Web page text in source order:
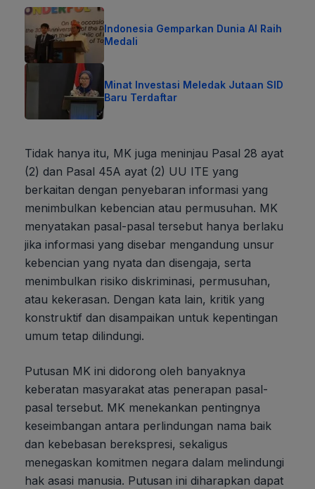
Indonesia Gemparkan Dunia AI Raih
Medali
Minat Investasi Meledak Jutaan SID
Baru Terdaftar
Tidak hanya itu, MK juga meninjau Pasal 28 ayat
(2) dan Pasal 45A ayat (2) UU ITE yang
berkaitan dengan penyebaran informasi yang
menimbulkan kebencian atau permusuhan. MK
menyatakan pasal-pasal tersebut hanya berlaku
jika informasi yang disebar mengandung unsur
kebencian yang nyata dan disengaja, serta
menimbulkan risiko diskriminasi, permusuhan,
atau kekerasan. Dengan kata lain, kritik yang
konstruktif dan disampaikan untuk kepentingan
umum tetap dilindungi.
Putusan MK ini didorong oleh banyaknya
keberatan masyarakat atas penerapan pasal-
pasal tersebut. MK menekankan pentingnya
keseimbangan antara perlindungan nama baik
dan kebebasan berekspresi, sekaligus
menegaskan komitmen negara dalam melindungi
hak asasi manusia. Putusan ini diharapkan dapat